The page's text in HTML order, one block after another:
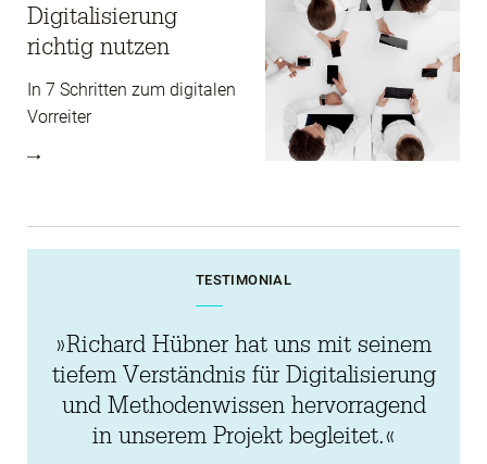
Digitalisierung
richtig nutzen
In 7 Schritten zum digitalen
Vorreiter
TESTIMONIAL
»Richard Hübner hat uns mit seinem
tiefem Verständnis für Digitalisierung
und Methodenwissen hervorragend
in unserem Projekt begleitet.«